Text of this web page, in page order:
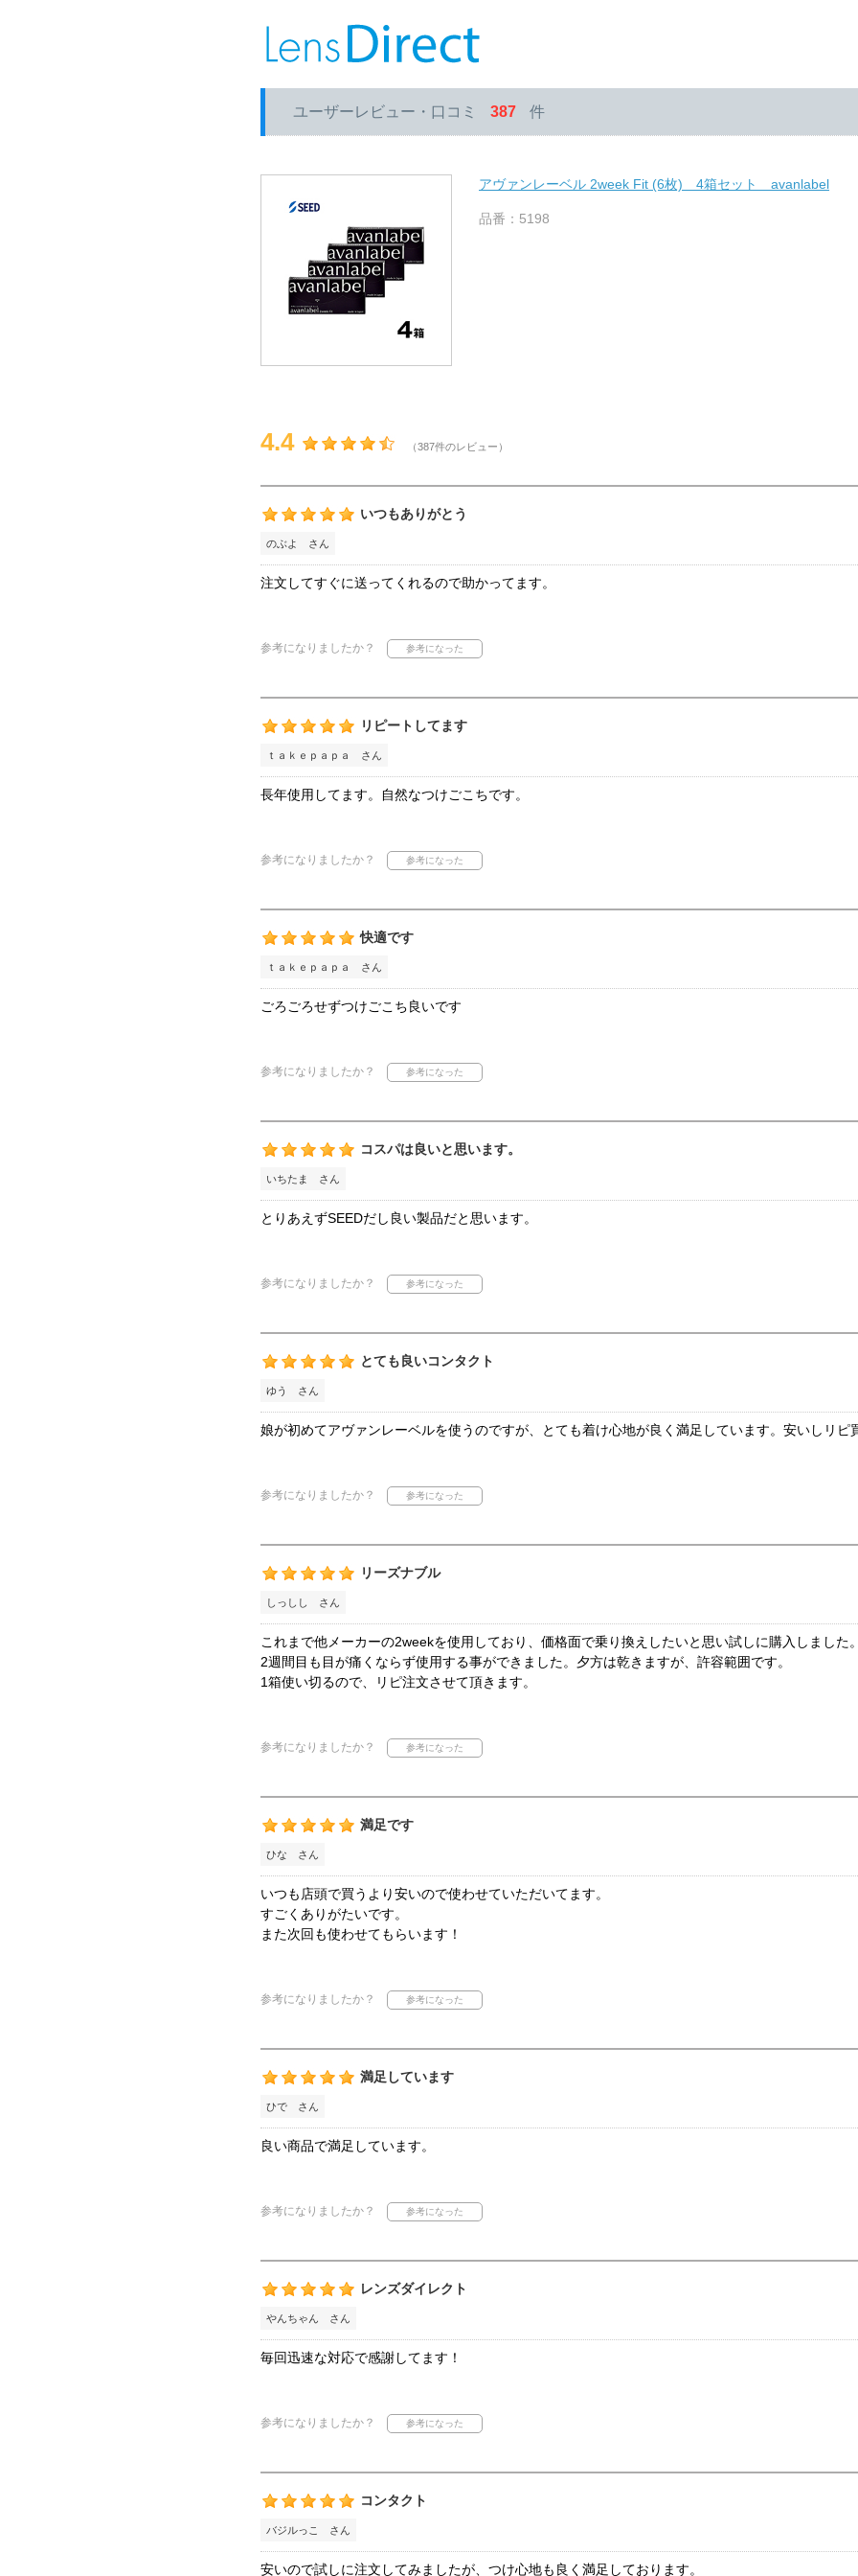
ユーザーレビュー・口コミ 387 件
アヴァンレーベル 2week Fit (6枚) 4箱セット avanlabel
品番：5198
4.4 （387件のレビュー）
いつもありがとう
のぶよ さん
注文してすぐに送ってくれるので助かってます。
参考になりましたか？
リピートしてます
ｔａｋｅｐａｐａ さん
長年使用してます。自然なつけごこちです。
参考になりましたか？
快適です
ｔａｋｅｐａｐａ さん
ごろごろせずつけごこち良いです
参考になりましたか？
コスパは良いと思います。
いちたま さん
とりあえずSEEDだし良い製品だと思います。
参考になりましたか？
とても良いコンタクト
ゆう さん
娘が初めてアヴァンレーベルを使うのですが、とても着け心地が良く満足しています。安いしリピ
参考になりましたか？
リーズナブル
しっしし さん
これまで他メーカーの2weekを使用しており、価格面で乗り換えしたいと思い試しに購入しました。
2週間目も目が痛くならず使用する事ができました。夕方は乾きますが、許容範囲です。
1箱使い切るので、リピ注文させて頂きます。
参考になりましたか？
満足です
ひな さん
いつも店頭で買うより安いので使わせていただいてます。
すごくありがたいです。
また次回も使わせてもらいます！
参考になりましたか？
満足しています
ひで さん
良い商品で満足しています。
参考になりましたか？
レンズダイレクト
やんちゃん さん
毎回迅速な対応で感謝してます！
参考になりましたか？
コンタクト
バジルっこ さん
安いので試しに注文してみましたが、つけ心地も良く満足しております。